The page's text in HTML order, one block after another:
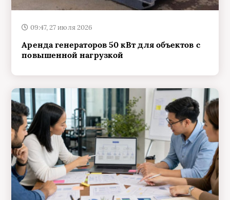
09:47, 27 июля 2026
Аренда генераторов 50 кВт для объектов с
повышенной нагрузкой